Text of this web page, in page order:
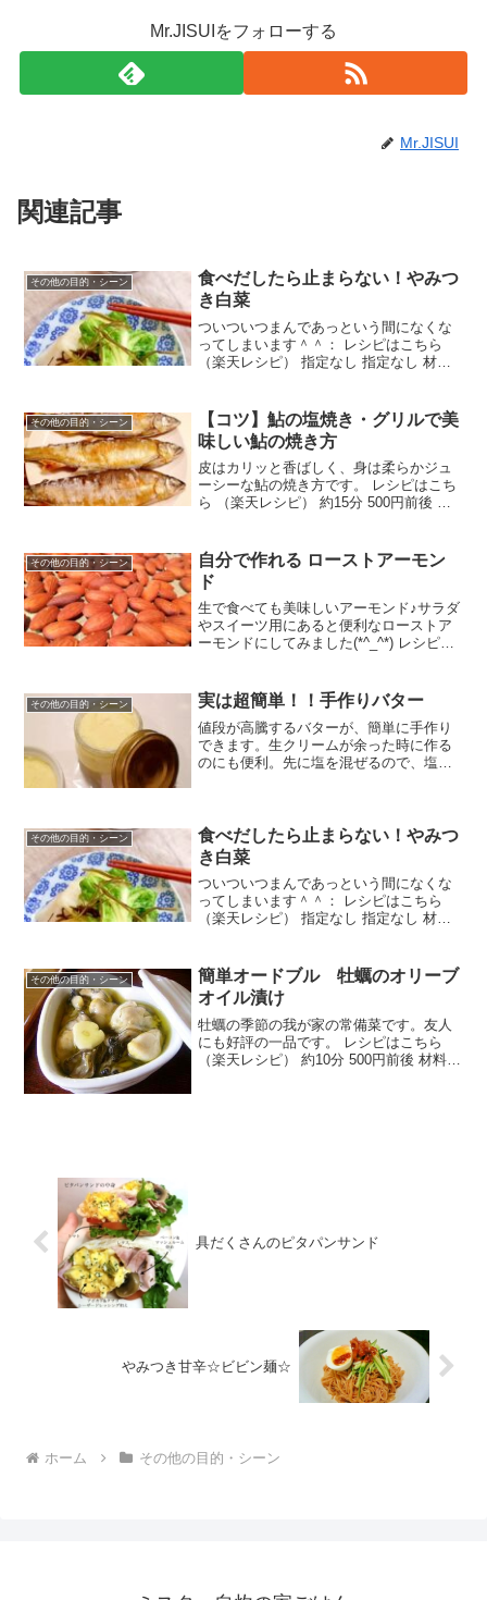
Mr.JISUIをフォローする
Mr.JISUI
関連記事
その他の目的・シーン
食べだしたら止まらない！やみつ
き白菜
ついついつまんであっという間になくな
ってしまいます＾＾： レシピはこちら
（楽天レシピ） 指定なし 指定なし 材料
その他の目的・シーン
【コツ】鮎の塩焼き・グリルで美
味しい鮎の焼き方
皮はカリッと香ばしく、身は柔らかジュ
ーシーな鮎の焼き方です。 レシピはこち
ら （楽天レシピ） 約15分 500円前後 材
その他の目的・シーン
自分で作れる ローストアーモン
ド
生で食べても美味しいアーモンド♪サラダ
やスイーツ用にあると便利なローストア
ーモンドにしてみました(*^_^*) レシピは
その他の目的・シーン 実は超簡単！！手作りバター
値段が高騰するバターが、簡単に手作り
できます。生クリームが余った時に作る
のにも便利。先に塩を混ぜるので、塩味
35%を使...
その他の目的・シーン
食べだしたら止まらない！やみつ
き白菜
ついついつまんであっという間になくな
ってしまいます＾＾： レシピはこちら
（楽天レシピ） 指定なし 指定なし 材料
その他の目的・シーン
簡単オードブル 牡蠣のオリーブ
オイル漬け
牡蠣の季節の我が家の常備菜です。友人
にも好評の一品です。 レシピはこちら
（楽天レシピ） 約10分 500円前後 材料牡
具だくさんのピタパンサンド
やみつき甘辛☆ビビン麺☆
ホーム その他の目的・シーン